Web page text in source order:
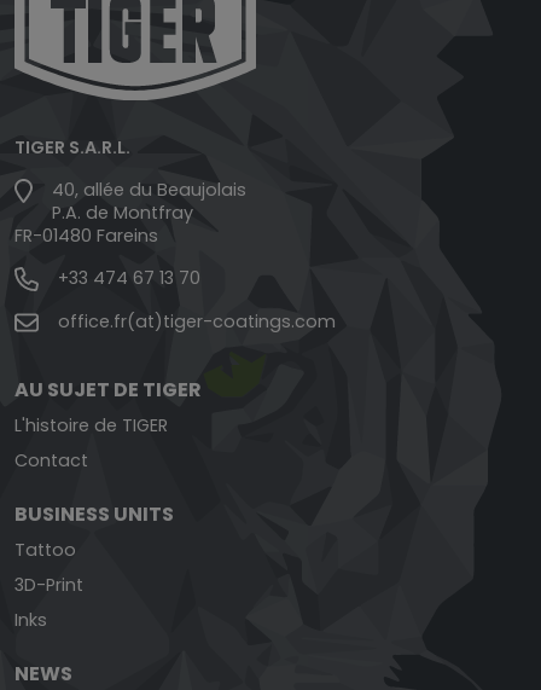
TIGER S.A.R.L.
40, allée du Beaujolais
P.A. de Montfray
FR-01480 Fareins
+33 474 67 13 70
office.fr(at)tiger-coatings.com
AU SUJET DE TIGER
L'histoire de TIGER
Contact
BUSINESS UNITS
Tattoo
3D-Print
Inks
NEWS